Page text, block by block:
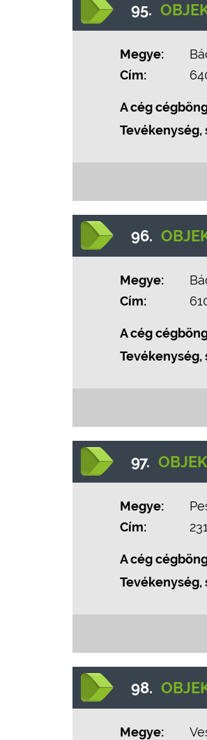
95.
Megye:
Cím:
A cég
96.
Megye:
Cím:
A cég
97.
Megye:
Cím:
A cég
98.
Megye: